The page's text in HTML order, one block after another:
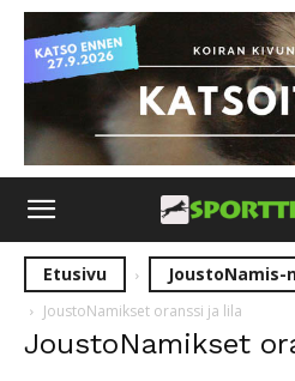
Etusivu
JoustoNamikset oranssi ja lila
JoustoNamikset